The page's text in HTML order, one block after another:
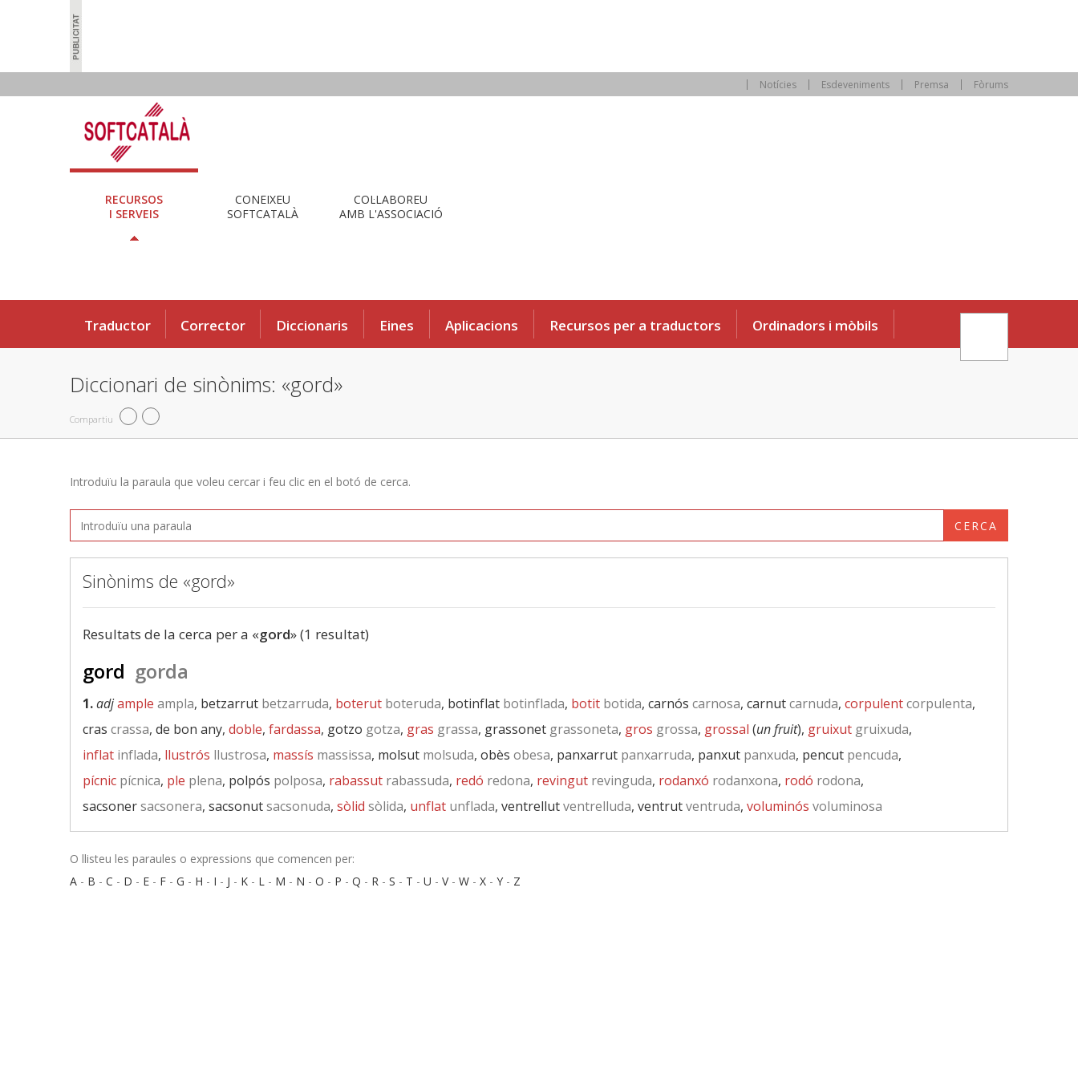
Notícies Esdeveniments Premsa Fòrums
RECURSOS
I SERVEIS
CONEIXEU
SOFTCATALÀ
COL·LABOREU
AMB L'ASSOCIACIÓ
Traductor Corrector Diccionaris Eines Aplicacions Recursos per a traductors Ordinadors i mòbils
Diccionari de sinònims: «gord»
Compartiu
Introduïu la paraula que voleu cercar i feu clic en el botó de cerca.
CERCA
Sinònims de «gord»
Resultats de la cerca per a «gord» (1 resultat)
gord gorda
1.adjample ampla, betzarrut betzarruda, boterut boteruda, botinflat botinflada, botit botida, carnós carnosa, carnutcarnuda, corpulentcorpulenta,
cras crassa, de bon any, doble, fardassa, gotzo gotza, gras grassa, grassonet grassoneta, gros grossa, grossal (un fruit), gruixut gruixuda,
inflat inflada, llustrós llustrosa, massís massissa, molsut molsuda, obès obesa, panxarrut panxarruda, panxut panxuda, pencut pencuda,
pícnic pícnica, ple plena, polpós polposa, rabassut rabassuda, redó redona, revingut revinguda, rodanxó rodanxona, rodó rodona,
sacsonersacsonera, sacsonutsacsonuda, sòlid sòlida, unflat unflada, ventrellutventrelluda, ventrutventruda, voluminós voluminosa
O llisteu les paraules o expressions que comencen per:
A - B - C - D - E - F - G - H - I - J - K - L - M - N - O - P - Q - R - S - T - U - V- W - X - Y - Z